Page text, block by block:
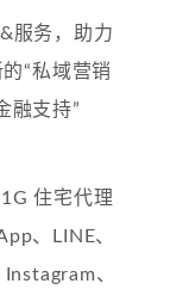
服务，助力
“私域营销
融支持”
住宅代理
、LINE、
、